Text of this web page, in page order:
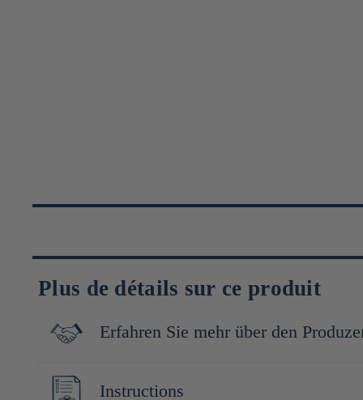
Plus de détails sur ce produit
Erfahren Sie mehr über den
Confronté au déclin du nori au Japon, causé par les défis
Instructions